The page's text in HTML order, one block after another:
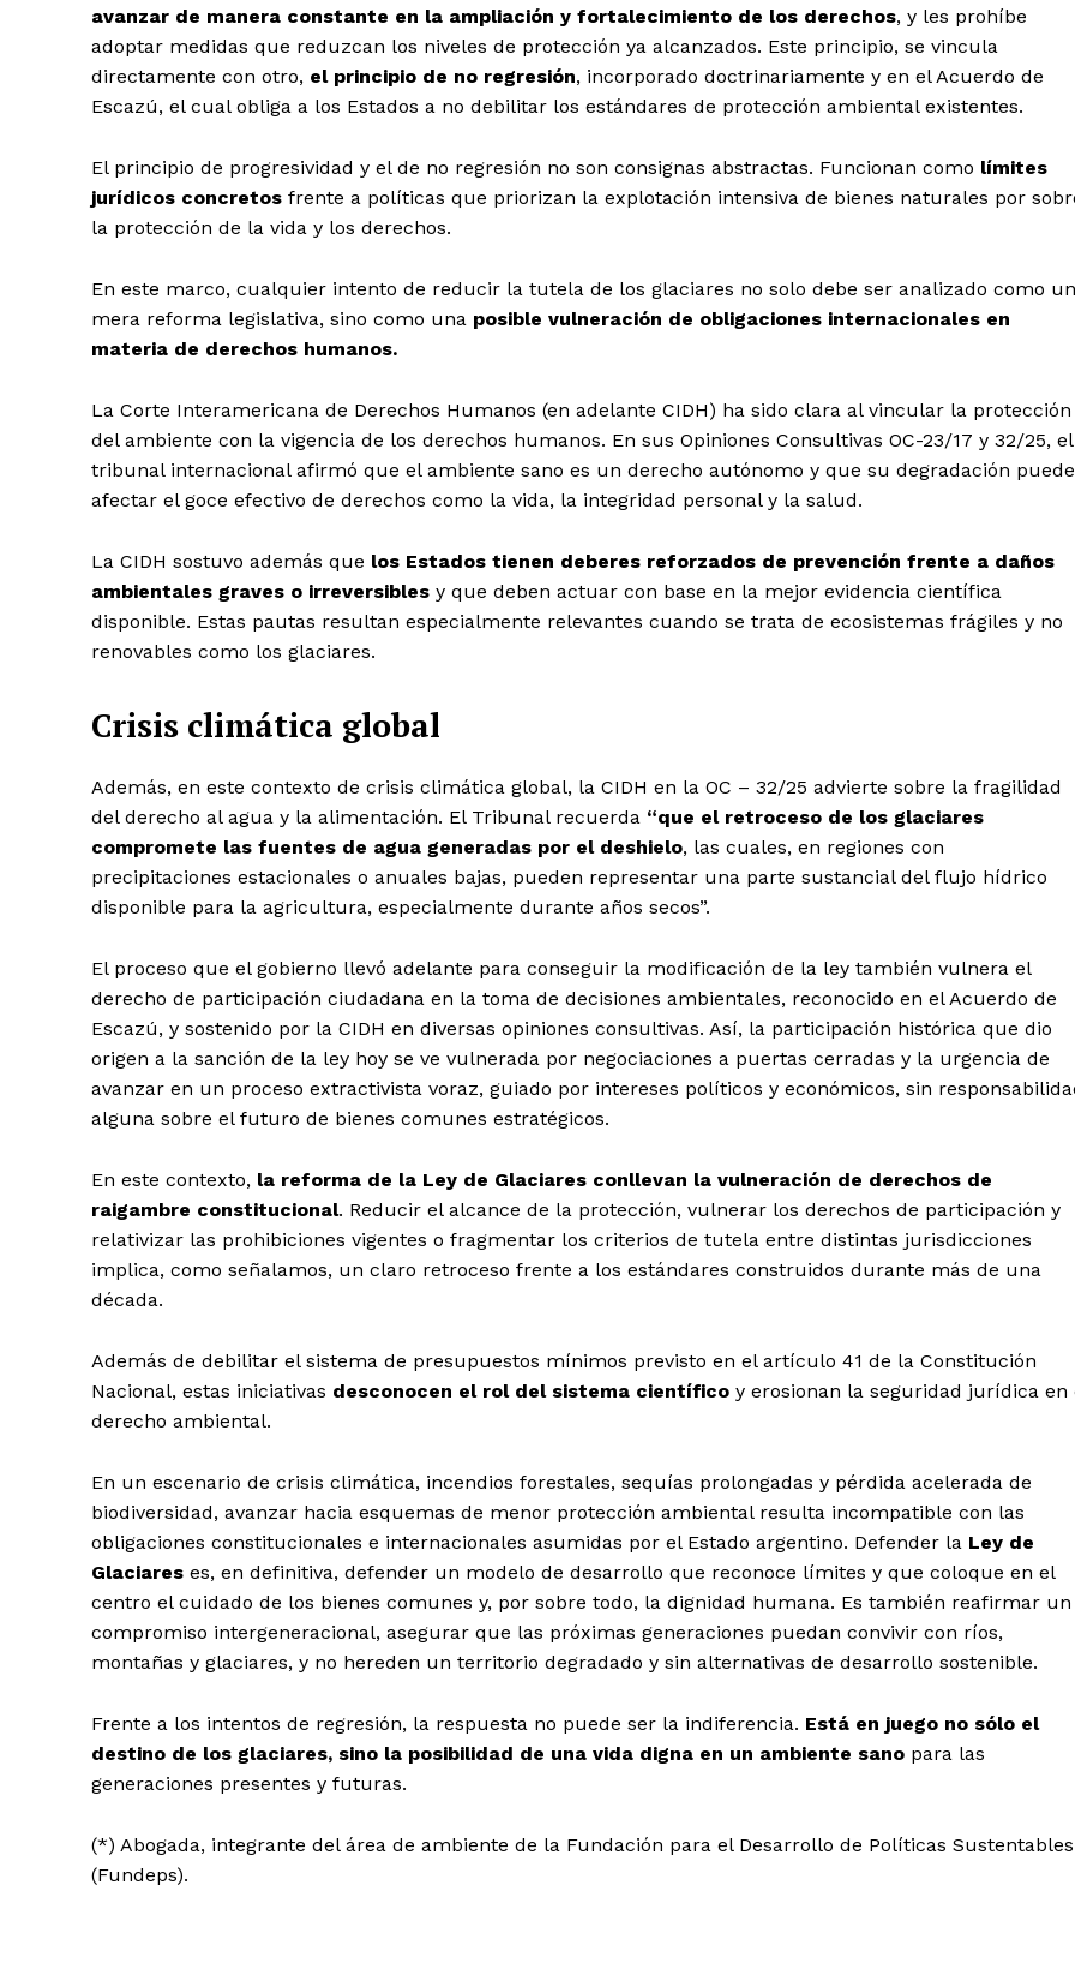
avanzar de manera constante en la ampliación y fortalecimiento de los derechos, y les prohíbe
adoptar medidas que reduzcan los niveles de protección ya alcanzados. Este principio, se vincula
directamente con otro, el principio de no regresión, incorporado doctrinariamente y en el Acuerdo de
Escazú, el cual obliga a los Estados a no debilitar los estándares de protección ambiental existentes.
El principio de progresividad y el de no regresión no son consignas abstractas. Funcionan como límites
jurídicos concretos frente a políticas que priorizan la explotación intensiva de bienes naturales por
la protección de la vida y los derechos.
En este marco, cualquier intento de reducir la tutela de los glaciares no solo debe ser analizado como
mera reforma legislativa, sino como una posible vulneración de obligaciones internacionales en
materia de derechos humanos.
La Corte Interamericana de Derechos Humanos (en adelante CIDH) ha sido clara al vincular la protección
del ambiente con la vigencia de los derechos humanos. En sus Opiniones Consultivas OC-23/17 y 32/25, el
tribunal internacional afirmó que el ambiente sano es un derecho autónomo y que su degradación puede
afectar el goce efectivo de derechos como la vida, la integridad personal y la salud.
La CIDH sostuvo además que los Estados tienen deberes reforzados de prevención frente a daños
ambientales graves o irreversibles y que deben actuar con base en la mejor evidencia científica
disponible. Estas pautas resultan especialmente relevantes cuando se trata de ecosistemas frágiles y no
renovables como los glaciares.
Crisis climática global
Además, en este contexto de crisis climática global, la CIDH en la OC – 32/25 advierte sobre la fragilidad
del derecho al agua y la alimentación. El Tribunal recuerda “que el retroceso de los glaciares
compromete las fuentes de agua generadas por el deshielo, las cuales, en regiones con
precipitaciones estacionales o anuales bajas, pueden representar una parte sustancial del flujo hídrico
disponible para la agricultura, especialmente durante años secos”.
El proceso que el gobierno llevó adelante para conseguir la modificación de la ley también vulnera el
derecho de participación ciudadana en la toma de decisiones ambientales, reconocido en el Acuerdo de
Escazú, y sostenido por la CIDH en diversas opiniones consultivas. Así, la participación histórica que dio
origen a la sanción de la ley hoy se ve vulnerada por negociaciones a puertas cerradas y la urgencia de
avanzar en un proceso extractivista voraz, guiado por intereses políticos y económicos, sin
alguna sobre el futuro de bienes comunes estratégicos.
En este contexto, la reforma de la Ley de Glaciares conllevan la vulneración de derechos de
raigambre constitucional. Reducir el alcance de la protección, vulnerar los derechos de participación y
relativizar las prohibiciones vigentes o fragmentar los criterios de tutela entre distintas jurisdicciones
implica, como señalamos, un claro retroceso frente a los estándares construidos durante más de una
década.
Además de debilitar el sistema de presupuestos mínimos previsto en el artículo 41 de la Constitución
Nacional, estas iniciativas desconocen el rol del sistema científico y erosionan la seguridad jurídica en
derecho ambiental.
En un escenario de crisis climática, incendios forestales, sequías prolongadas y pérdida acelerada de
biodiversidad, avanzar hacia esquemas de menor protección ambiental resulta incompatible con las
obligaciones constitucionales e internacionales asumidas por el Estado argentino. Defender la Ley de
Glaciares es, en definitiva, defender un modelo de desarrollo que reconoce límites y que coloque en el
centro el cuidado de los bienes comunes y, por sobre todo, la dignidad humana. Es también reafirmar un
compromiso intergeneracional, asegurar que las próximas generaciones puedan convivir con ríos,
montañas y glaciares, y no hereden un territorio degradado y sin alternativas de desarrollo sostenible.
Frente a los intentos de regresión, la respuesta no puede ser la indiferencia. Está en juego no sólo el
destino de los glaciares, sino la posibilidad de una vida digna en un ambiente sano para las
generaciones presentes y futuras.
(*) Abogada, integrante del área de ambiente de la Fundación para el Desarrollo de Políticas Sustentables
(Fundeps).